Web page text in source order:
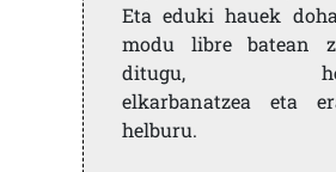
Eta eduki hauek
modu libre batean
ditugu,
elkarbanatzea eta
helburu.